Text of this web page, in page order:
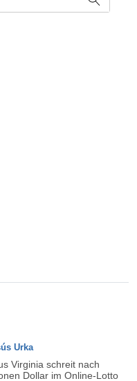
Urka
Virginia schreit nach
Dollar im Online-Lotto